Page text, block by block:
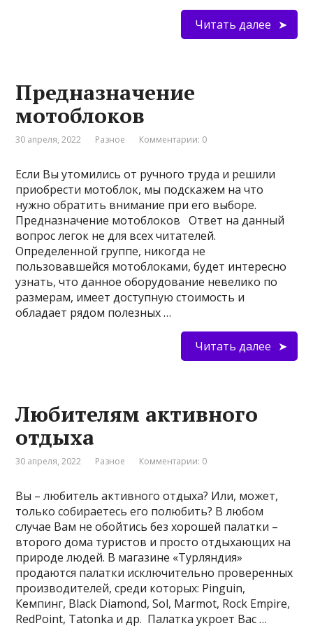
Читать далее
Предназначение
мотоблоков
30 апреля, 2022 Разное Комментарии: 0
Если Вы утомились от ручного труда и решили
приобрести мотоблок, мы подскажем на что
нужно обратить внимание при его выборе.
Предназначение мотоблоков Ответ на данный
вопрос легок не для всех читателей.
Определенной группе, никогда не
пользовавшейся мотоблоками, будет интересно
узнать, что данное оборудование невелико по
размерам, имеет доступную стоимость и
обладает рядом полезных …
Читать далее
Любителям активного
отдыха
30 апреля, 2022 Разное Комментарии: 0
Вы – любитель активного отдыха? Или, может,
только собираетесь его полюбить? В любом
случае Вам не обойтись без хорошей палатки –
второго дома туристов и просто отдыхающих на
природе людей. В магазине «Турляндия»
продаются палатки исключительно проверенных
производителей, среди которых: Pinguin,
Кемпинг, Black Diamond, Sol, Marmot, Rock Empire,
RedPoint, Tatonka и др. Палатка укроет Вас …